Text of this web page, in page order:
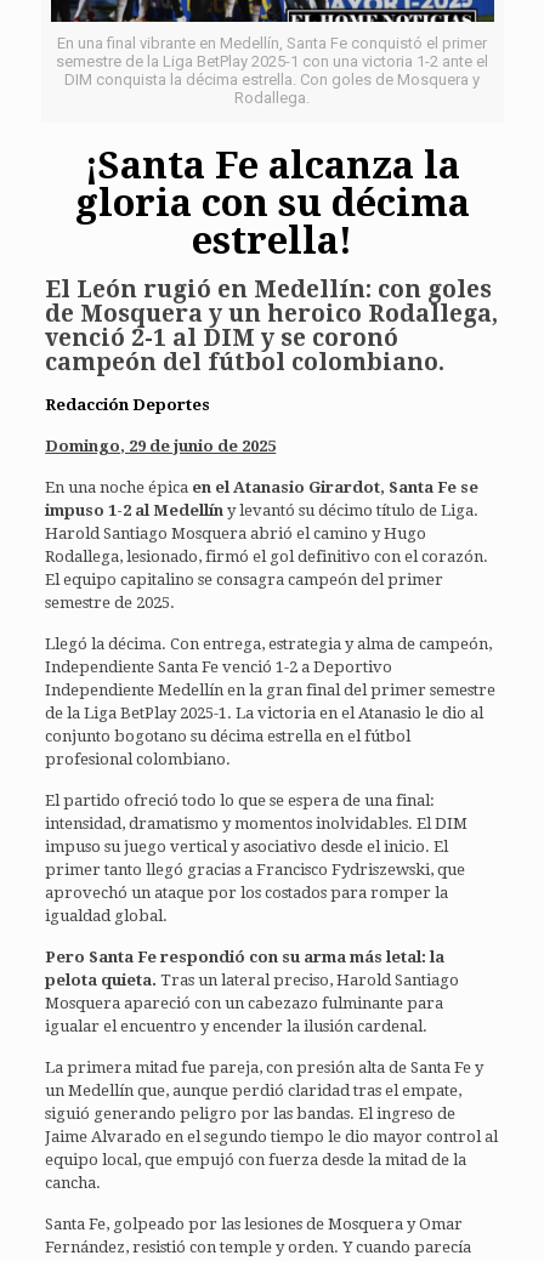
En una final vibrante en Medellín, Santa Fe conquistó el primer
semestre de la Liga BetPlay 2025-1 con una victoria 1-2 ante el
DIM conquista la décima estrella. Con goles de Mosquera y
Rodallega.
¡Santa Fe alcanza la
gloria con su décima
estrella!
El León rugió en Medellín: con goles
de Mosquera y un heroico Rodallega,
venció 2-1 al DIM y se coronó
campeón del fútbol colombiano.
Redacción Deportes
Domingo, 29 de junio de 2025
En una noche épica en el Atanasio Girardot, Santa Fe se
impuso 1-2 al Medellín y levantó su décimo título de Liga.
Harold Santiago Mosquera abrió el camino y Hugo
Rodallega, lesionado, firmó el gol definitivo con el corazón.
El equipo capitalino se consagra campeón del primer
semestre de 2025.
Llegó la décima. Con entrega, estrategia y alma de campeón,
Independiente Santa Fe venció 1-2 a Deportivo
Independiente Medellín en la gran final del primer semestre
de la Liga BetPlay 2025-1. La victoria en el Atanasio le dio al
conjunto bogotano su décima estrella en el fútbol
profesional colombiano.
El partido ofreció todo lo que se espera de una final:
intensidad, dramatismo y momentos inolvidables. El DIM
impuso su juego vertical y asociativo desde el inicio. El
primer tanto llegó gracias a Francisco Fydriszewski, que
aprovechó un ataque por los costados para romper la
igualdad global.
Pero Santa Fe respondió con su arma más letal: la
pelota quieta. Tras un lateral preciso, Harold Santiago
Mosquera apareció con un cabezazo fulminante para
igualar el encuentro y encender la ilusión cardenal.
La primera mitad fue pareja, con presión alta de Santa Fe y
un Medellín que, aunque perdió claridad tras el empate,
siguió generando peligro por las bandas. El ingreso de
Jaime Alvarado en el segundo tiempo le dio mayor control al
equipo local, que empujó con fuerza desde la mitad de la
cancha.
Santa Fe, golpeado por las lesiones de Mosquera y Omar
Fernández, resistió con temple y orden. Y cuando parecía